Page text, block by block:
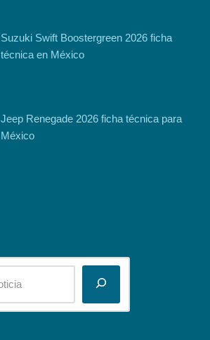
Suzuki Swift Boostergreen 2026 ficha
técnica en México
Jeep Renegade 2026 ficha técnica para
México